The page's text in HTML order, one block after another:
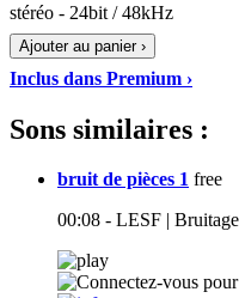
stéréo - 24bit / 48kHz
Ajouter au panier ›
Inclus dans Premium ›
Sons similaires :
bruit de pièces 1 free
00:08 - LESF |